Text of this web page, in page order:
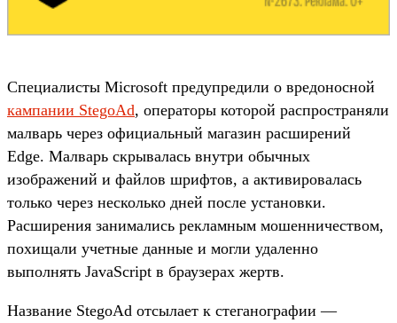
Специалисты Microsoft предупредили о вредоносной
кампании StegoAd, операторы которой распространяли
малварь через официальный магазин расширений
Edge. Малварь скрывалась внутри обычных
изображений и файлов шрифтов, а активировалась
только через несколько дней после установки.
Расширения занимались рекламным мошенничеством,
похищали учетные данные и могли удаленно
выполнять JavaScript в браузерах жертв.
Название StegoAd отсылает к стеганографии —